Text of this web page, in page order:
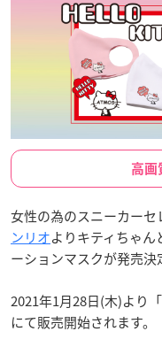
高画
女性の為のスニーカーセ
ンリオよりキティちゃ
ーションマスクが発売決
2021年1月28日(木)より
にて販売開始されます。